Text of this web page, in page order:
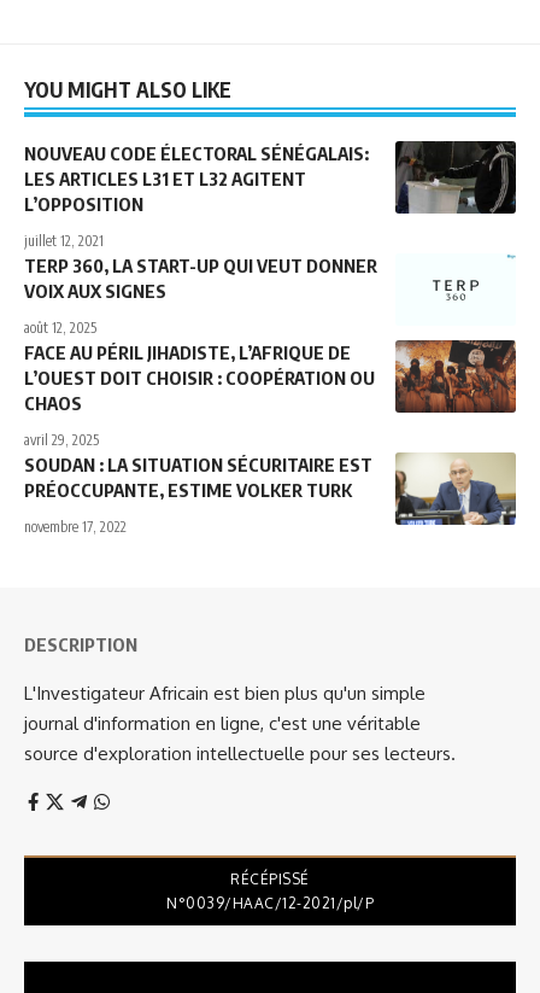
YOU MIGHT ALSO LIKE
NOUVEAU CODE ÉLECTORAL SÉNÉGALAIS:
LES ARTICLES L31 ET L32 AGITENT
L’OPPOSITION
juillet 12, 2021
TERP 360, LA START-UP QUI VEUT DONNER
VOIX AUX SIGNES
août 12, 2025
FACE AU PÉRIL JIHADISTE, L’AFRIQUE DE
L’OUEST DOIT CHOISIR : COOPÉRATION OU
CHAOS
avril 29, 2025
SOUDAN : LA SITUATION SÉCURITAIRE EST
PRÉOCCUPANTE, ESTIME VOLKER TURK
novembre 17, 2022
DESCRIPTION
L'Investigateur Africain est bien plus qu'un simple
journal d'information en ligne, c'est une véritable
source d'exploration intellectuelle pour ses lecteurs.
RÉCÉPISSÉ
N°0039/HAAC/12-2021/pl/P